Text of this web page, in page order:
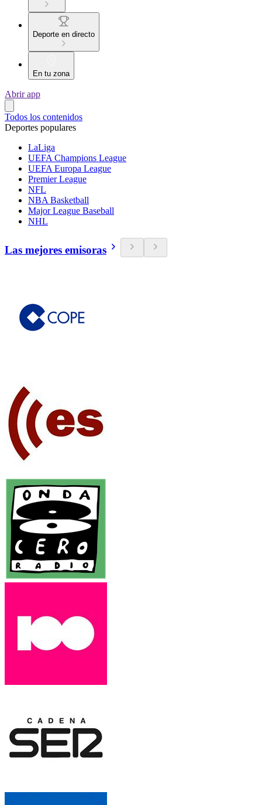
Deporte en directo
En tu zona
Abrir app
Todos los contenidos
Deportes populares
LaLiga
UEFA Champions League
UEFA Europa League
Premier League
NFL
NBA Basketball
Major League Baseball
NHL
Las mejores emisoras